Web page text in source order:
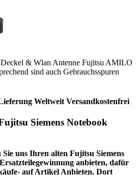
& Wlan Antenne Fujitsu AMILO
sind auch Gebrauchsspuren
Weltweit Versandkostenfrei
Siemens Notebook
uns Ihren alten Fujitsu Siemens
anbieten, dafür
auf Artikel Anbieten. Dort